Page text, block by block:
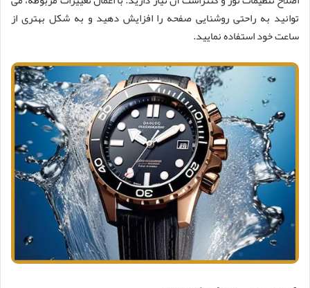
توانید به راحتی روشنایی صفحه را افزایش دهید و به شکل بهتری از
ساعت خود استفاده نمایید.